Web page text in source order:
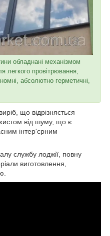
обладнані механізмом
легкого провітрювання,
абсолютно герметичні,
що відрізняється
від шуму, що є
інтер'єрним
службу лоджії, повну
виготовлення,